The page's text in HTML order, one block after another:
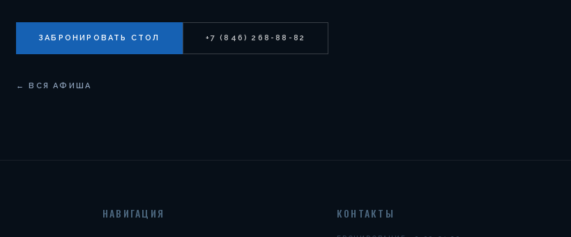
ЗАБРОНИРОВАТЬ СТОЛ +7 (846) 268-88-82
← ВСЯ АФИША
НАВИГАЦИЯ КОНТАКТЫ